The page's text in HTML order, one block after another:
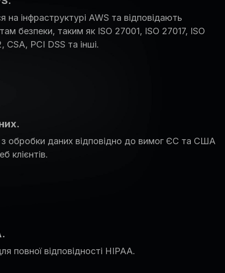
на інфраструктурі AWS та відповідають
безпеки, таким як ISO 27001, ISO 27017, ISO
CSA, PCI DSS та інші.
з обробки даних відповідно до вимог ЄС та США
клієнтів.
повної відповідності HIPAA.